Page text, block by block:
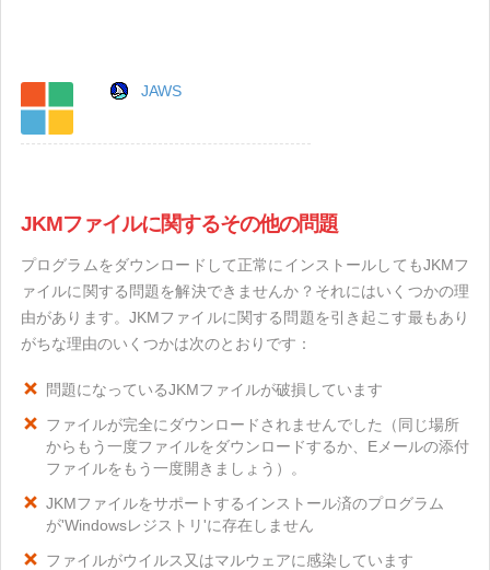
JAWS
JKMファイルに関するその他の問題
プログラムをダウンロードして正常にインストールしてもJKMフ
ァイルに関する問題を解決できませんか？それにはいくつかの理
由があります。JKMファイルに関する問題を引き起こす最もあり
がちな理由のいくつかは次のとおりです：
問題になっているJKMファイルが破損しています
ファイルが完全にダウンロードされませんでした（同じ場所
からもう一度ファイルをダウンロードするか、Eメールの添付
ファイルをもう一度開きましょう）。
JKMファイルをサポートするインストール済のプログラム
が'Windowsレジストリ'に存在しません
ファイルがウイルス又はマルウェアに感染しています